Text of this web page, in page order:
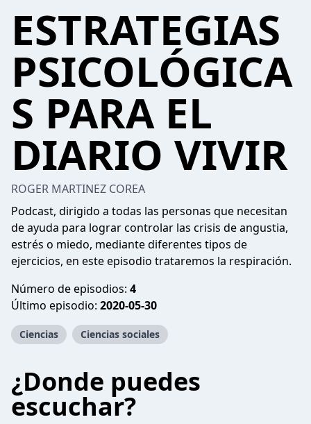
ESTRATEGIAS
PSICOLÓGICA
S PARA EL
DIARIO VIVIR
ROGER MARTINEZ COREA
Podcast, dirigido a todas las personas que necesitan
de ayuda para lograr controlar las crisis de angustia,
estrés o miedo, mediante diferentes tipos de
ejercicios, en este episodio trataremos la respiración.
Número de episodios: 4
Último episodio: 2020-05-30
Ciencias Ciencias sociales
¿Donde puedes
escuchar?